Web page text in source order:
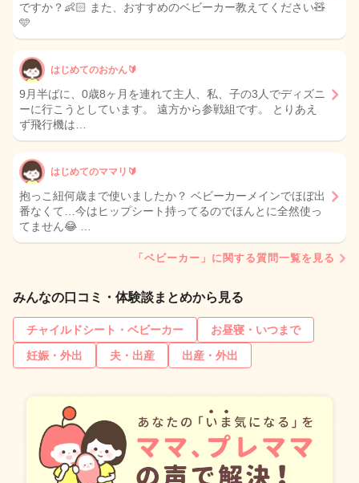
ですか？👶🏻 また、おすすめのベビーカー教えてください🧸
🩵
はじめてのおかん🔰
9月半ばに、0歳8ヶ月を連れて主人、私、子の3人でディズニ
ーに行こうとしています。 遠方から参戦組です。 とりあえ
ず飛行機は…
はじめてのママリ🔰
抱っこ紐何歳まで使いましたか？ ベビーカーメインでほぼ出
番なくて…今はヒップシート持ってるのでほんとに全然使っ
てません😂 …
「ベビーカー」に関する質問一覧を見る
みんなの口コミ・体験談まとめから見る
チャイルドシート・ベビーカー
お昼寝・いつまで
妊娠・外出
夫・出産 出産・外出